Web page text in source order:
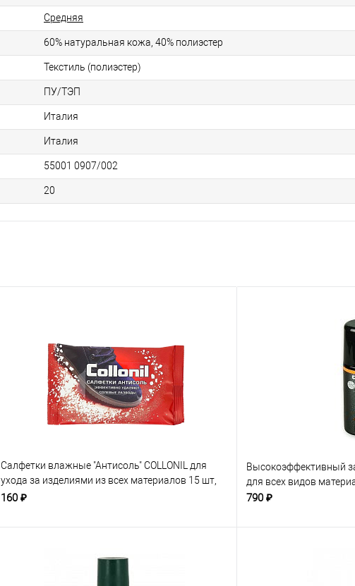
Средняя
60% натуральная кожа, 40% полиэстер
Текстиль (полиэстер)
ПУ/ТЭП
Италия
Италия
55001 0907/002
20
Салфетки влажные "Антисоль" COLLONIL для
ухода за изделиями из всех материалов 15 шт,
бесцветные
160 ₽
Высокоэффективный
для всех видов
790 ₽